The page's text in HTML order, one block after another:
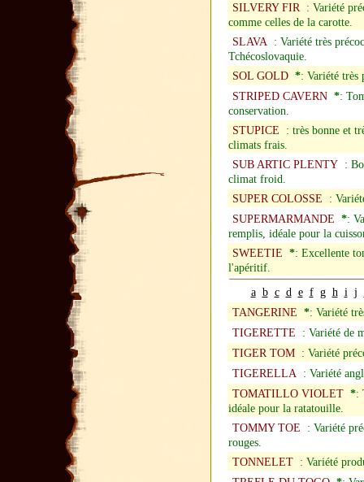
SILVERY FIR : Variété
comme celles de la carotte.
SLAVA : Variété très
Tchécoslovaquie.
SOL GOLD *: Variété très
STRIPED CAVERN *:
conservation.
STUPICE : très bonne et
climats frais.
SUB ARTIC PLENTY :
climat froid.
SUPER COLOSSE :
SUPERMARMANDE *:
remplis, idéale pour la
SWEETIE *: Excellente
l'apéritif.
a b c d e f g h i j
TANGERINE *: Variété
TIGERETTE : Variété de
TIGER TOM : Variété
TIGERELLA : Variété
TOMATILLO VIOLET *:
idéale pour la ratatouille.
TOMMY TOE : Variété
rouges.
TONNELET : Variété